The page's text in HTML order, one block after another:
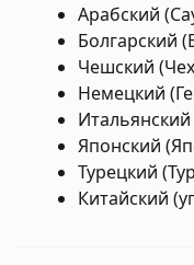
Арабский
Болгарский
Чешский
Немецкий
Японский
Турецкий
Китайский